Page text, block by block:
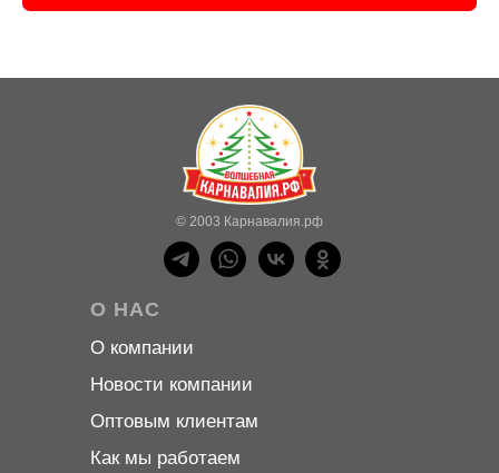
О НАС
© 2003 Карнавалия.рф
О компании
Оптовым клиентам
Новости компании
Как мы работаем